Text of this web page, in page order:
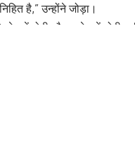
है,” उन्होंने जोड़ा।
देश में मोदी और प्रदेश में योगी